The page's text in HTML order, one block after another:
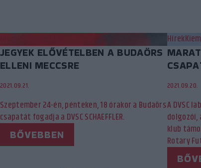
JEGYEK ELŐVÉTELBEN A BUDAÖRS
ELLENI MECCSRE
2021.09.21.
Szeptember 24-én, pénteken, 18 órakor a Budaörs
csapatát fogadja a DVSC SCHAEFFLER.
BŐVEBBEN
Hírek
2021.09.20.
A DVSC
klub
Rotary